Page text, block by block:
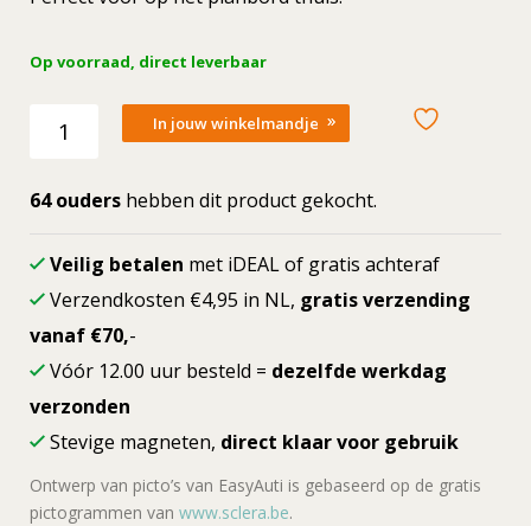
1,65.1,32.
Op voorraad, direct leverbaar
school
picto's)
In jouw winkelmandje
64 ouders hebben dit product gekocht.
Veilig betalen met iDEAL of gratis achteraf
Verzendkosten €4,95 in NL, gratis verzending
vanaf €70,-
Vóór 12.00 uur besteld = dezelfde werkdag
verzonden
Stevige magneten, direct klaar voor gebruik
Ontwerp van picto’s van EasyAuti is gebaseerd op de gratis
pictogrammen van www.sclera.be.